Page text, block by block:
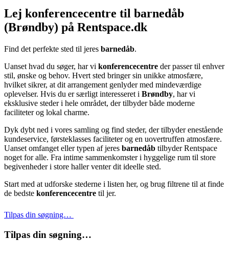
Lej konferencecentre til barnedåb
(Brøndby) på Rentspace.dk
Find det perfekte sted til jeres barnedåb.
Uanset hvad du søger, har vi konferencecentre der passer til enhver
stil, ønske og behov. Hvert sted bringer sin unikke atmosfære,
hvilket sikrer, at dit arrangement genlyder med mindeværdige
oplevelser. Hvis du er særligt interesseret i Brøndby, har vi
eksklusive steder i hele området, der tilbyder både moderne
faciliteter og lokal charme.
Dyk dybt ned i vores samling og find steder, der tilbyder enestående
kundeservice, førsteklasses faciliteter og en uovertruffen atmosfære.
Uanset omfanget eller typen af jeres barnedåb tilbyder Rentspace
noget for alle. Fra intime sammenkomster i hyggelige rum til store
begivenheder i store haller venter dit ideelle sted.
Start med at udforske stederne i listen her, og brug filtrene til at finde
de bedste konferencecentre til jer.
Tilpas din søgning…
Tilpas din søgning…